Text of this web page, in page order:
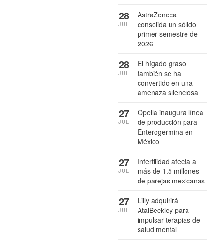
AstraZeneca
consolida un sólido
primer semestre de
2026
28
JUL
El hígado graso
también se ha
convertido en una
amenaza silenciosa
28
JUL
Opella inaugura línea
de producción para
Enterogermina en
México
27
JUL
Infertilidad afecta a
más de 1.5 millones
de parejas mexicanas
27
JUL
Lilly adquirirá
AtaiBeckley para
impulsar terapias de
salud mental
27
JUL